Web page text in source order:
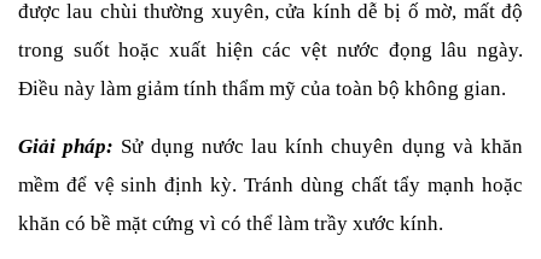
được lau chùi thường xuyên, cửa kính dễ bị ố mờ, mất độ
trong suốt hoặc xuất hiện các vệt nước đọng lâu ngày.
Điều này làm giảm tính thẩm mỹ của toàn bộ không gian.
Giải pháp: Sử dụng nước lau kính chuyên dụng và khăn
mềm để vệ sinh định kỳ. Tránh dùng chất tẩy mạnh hoặc
khăn có bề mặt cứng vì có thể làm trầy xước kính.